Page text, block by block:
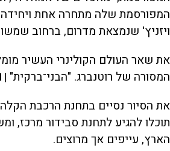
המפורסמת שלה מתחרה אחת ויחידה
ויזניץ' שנמצאת מדרום, ברחוב
את שאר העולם הקולינרי העשיר
המסורה של רוטנברג. "הבני־ברקית" |054-3235511
את הסיור נסיים בתחנת הרכבת הקלה
תוכלו להגיע לתחנת סבידור מרכז,
הארץ, עייפים אך מרוצים.